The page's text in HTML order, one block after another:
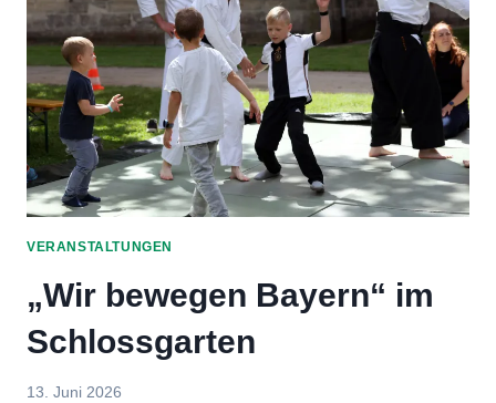
VERANSTALTUNGEN
„Wir bewegen Bayern“ im
Schlossgarten
Von
13. Juni 2026